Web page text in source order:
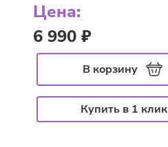
Цена:
6 990 ₽
В корзину
Купить в 1 клик